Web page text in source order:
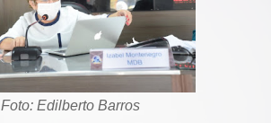
Foto: Edilberto Barros